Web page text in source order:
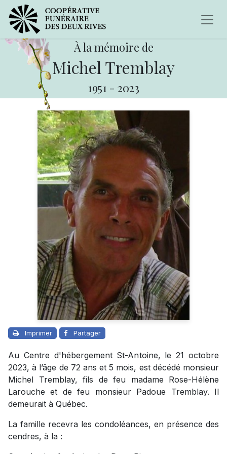
À la mémoire de
Michel Tremblay
1951 - 2023
Imprimer Partager
Au Centre d'hébergement St-Antoine, le 21 octobre
2023, à l’âge de 72 ans et 5 mois, est décédé monsieur
Michel Tremblay, fils de feu madame Rose-Hélène
Larouche et de feu monsieur Padoue Tremblay. Il
demeurait à Québec.
La famille recevra les condoléances, en présence des
cendres, à la :